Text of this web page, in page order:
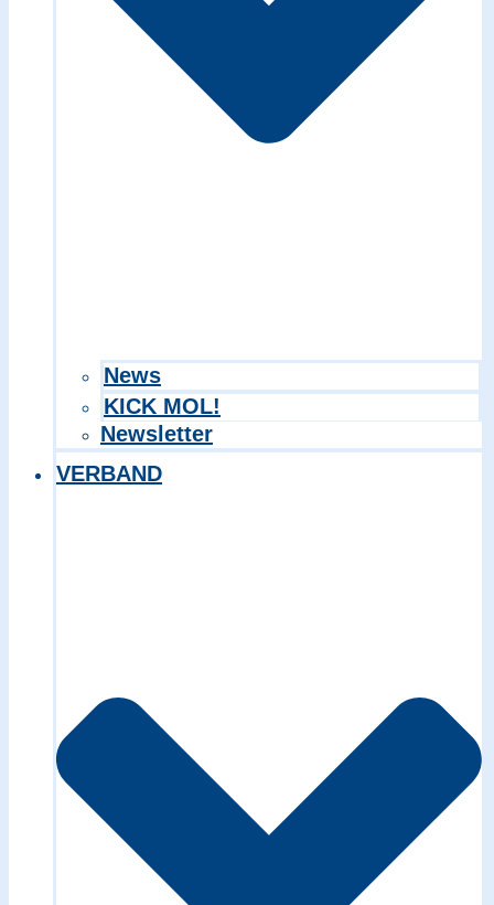
News
KICK MOL!
Newsletter
VERBAND
Search in content